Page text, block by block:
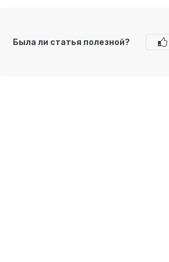
Была ли статья полезной?